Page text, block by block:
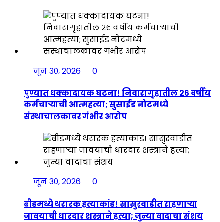
जून 30, 2026
0
पुण्यात धक्कादायक घटना! निवारागृहातील २६ वर्षीय
कर्मचाऱ्याची आत्महत्या; सुसाईड नोटमध्ये
संस्थाचालकावर गंभीर आरोप
जून 30, 2026
0
बीडमध्ये थरारक हत्याकांड! सासुरवाडीत राहणाऱ्या
जावयाची धारदार शस्त्राने हत्या; जुन्या वादाचा संशय